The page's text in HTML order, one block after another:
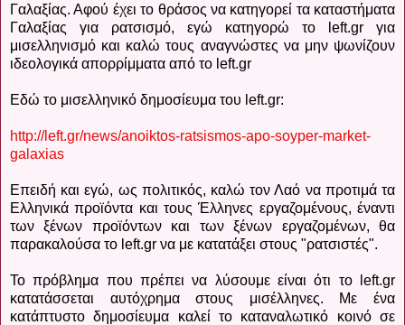
Γαλαξίας. Αφού έχει το θράσος να κατηγορεί τα καταστήματα
Γαλαξίας για ρατσισμό, εγώ κατηγορώ το left.gr για
μισελληνισμό και καλώ τους αναγνώστες να μην ψωνίζουν
ιδεολογικά απορρίμματα από το left.gr
Εδώ το μισελληνικό δημοσίευμα του left.gr:
http://left.gr/news/anoiktos-ratsismos-apo-soyper-market-
galaxias
Επειδή και εγώ, ως πολιτικός, καλώ τον Λαό να προτιμά τα
Ελληνικά προϊόντα και τους Έλληνες εργαζομένους, έναντι
των ξένων προϊόντων και των ξένων εργαζομένων, θα
παρακαλούσα το left.gr να με κατατάξει στους "ρατσιστές".
Το πρόβλημα που πρέπει να λύσουμε είναι ότι το left.gr
κατατάσσεται αυτόχρημα στους μισέλληνες. Με ένα
κατάπτυστο δημοσίευμα καλεί το καταναλωτικό κοινό σε